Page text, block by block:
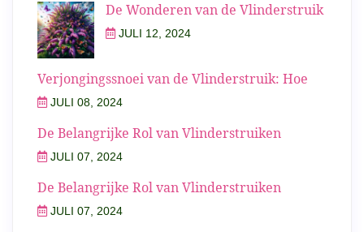
De Wonderen van de Vlinderstruik
JULI 12, 2024
Verjongingssnoei van de Vlinderstruik: Hoe
JULI 08, 2024
De Belangrijke Rol van Vlinderstruiken
JULI 07, 2024
De Belangrijke Rol van Vlinderstruiken
JULI 07, 2024